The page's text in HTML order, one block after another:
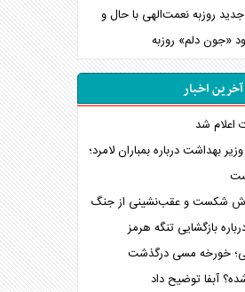
روزبه نعمت‌الهی با حال و
«جون دلم» روزبه
آخرین اخبار
اعلام شد
بهداشت درباره بمباران لامرد؛
شکست و عقب‌نشینی از جنگ
بازگشایی تنگه هرمز
خورخه مسی درگذشت
آبفا توضیح داد